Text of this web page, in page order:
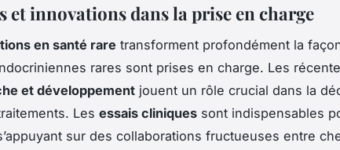
et innovations dans la prise en charge
en santé rare transforment profondément la
rares sont prises en charge. Les
et développement jouent un rôle crucial dans la
Les essais cliniques sont indispensables
sur des collaborations fructueuses entre